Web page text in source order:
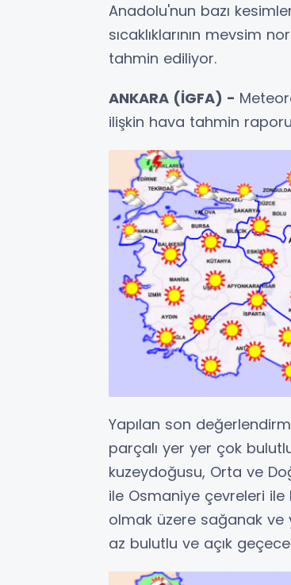
Anadolu'nun bazı
sıcaklıklarının mevsim
tahmin ediliyor.
ANKARA (İGFA) -
ilişkin hava tahmin
Yapılan son
parçalı yer yer çok
kuzeydoğusu, Orta ve
ile Osmaniye çevreleri ile
olmak üzere sağanak ve
az bulutlu ve açık